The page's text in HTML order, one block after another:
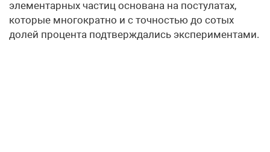
элементарных частиц основана на постулатах,
которые многократно и с точностью до сотых
долей процента подтверждались экспериментами.